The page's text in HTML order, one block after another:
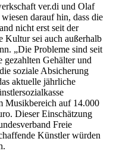
ver.di und Olaf
darauf hin, dass die
nicht erst seit der
Kultur sei auch außerhalb
„Die Probleme sind seit
gezahlten Gehälter und
soziale Absicherung
aktuelle jährliche
Musikbereich auf 14.000
Dieser Einschätzung
Freie
Künstler würden